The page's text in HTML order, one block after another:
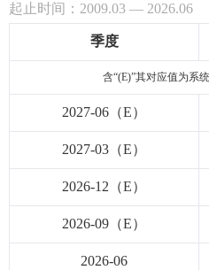
起止时间：2009.03 — 2026.06
季度
含“(E)”其对应值为系
2027-06（E）
2027-03（E）
2026-12（E）
2026-09（E）
2026-06